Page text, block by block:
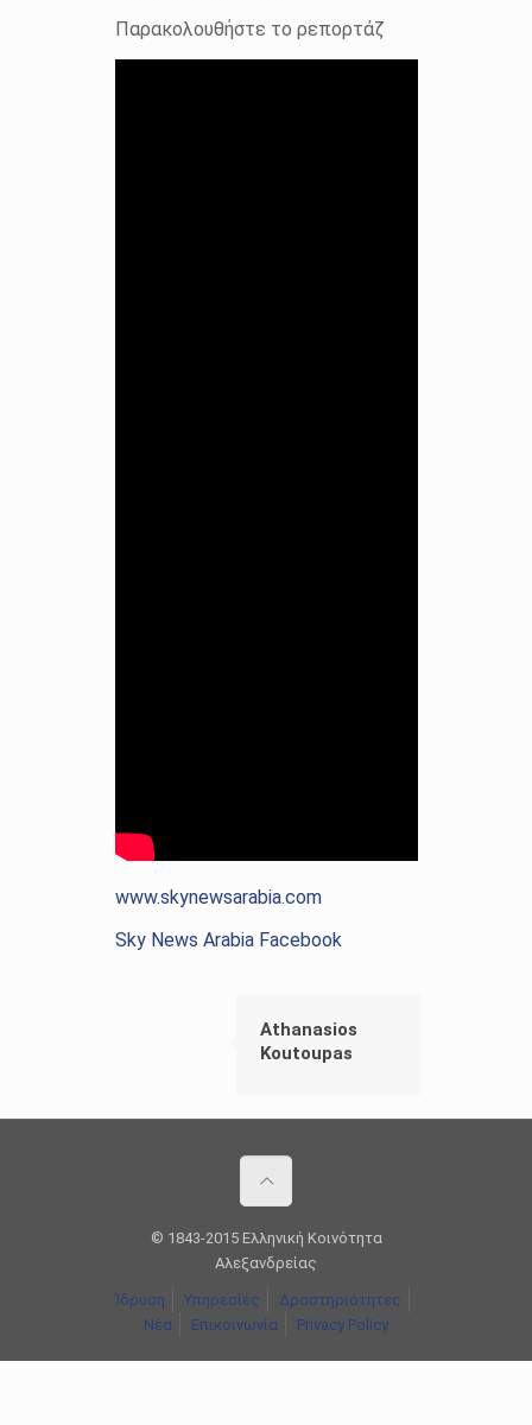
Παρακολουθήστε το ρεπορτάζ
www.skynewsarabia.com
Sky News Arabia Facebook
Athanasios
Koutoupas
© 1843-2015 Ελληνική Κοινότητα
Αλεξανδρείας
Ίδρυση Υπηρεσίες
Δραστηριότητες
Νέα
Επικοινωνία Privacy Policy